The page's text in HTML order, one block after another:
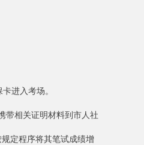
进入考场。
带相关证明材料到市人社
定程序将其笔试成绩增